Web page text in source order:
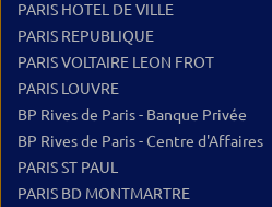
PARIS HOTEL DE VILLE
PARIS REPUBLIQUE
PARIS VOLTAIRE LEON FROT
PARIS LOUVRE
BP Rives de Paris - Banque Privée
BP Rives de Paris - Centre d'Affaires
PARIS ST PAUL
PARIS BD MONTMARTRE